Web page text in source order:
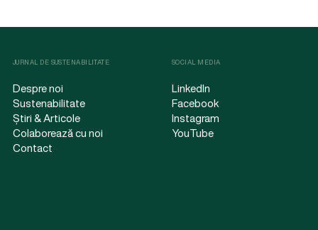
JURNAL DE SUSTENABILITATE
Despre noi
Sustenabilitate
Știri & Articole
Colaborează cu noi
Contact
SOCIAL MEDIA
LinkedIn
Facebook
Instagram
YouTube